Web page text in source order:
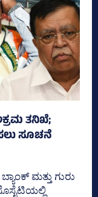
ತನಿಖೆ;
ಸೂಚನೆ
ಮತ್ತು ಗುರು